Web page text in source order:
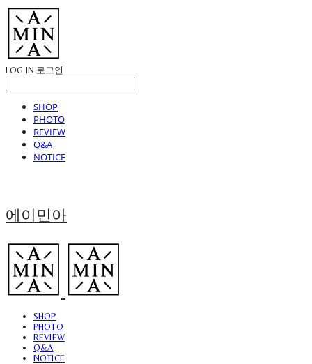
LOG IN 로그인
SHOP
PHOTO
REVIEW
Q&A
NOTICE
에이민아
SHOP
PHOTO
REVIEW
Q&A
NOTICE